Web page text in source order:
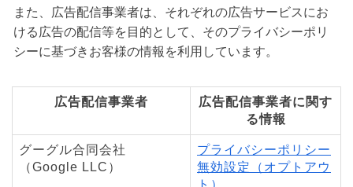
また、広告配信事業者は、それぞれの広告サービスにお
ける広告の配信等を目的として、そのプライバシーポリ
シーに基づきお客様の情報を利用しています。
広告配信事業者
広告配信事業者に関す
る情報
グーグル合同会社
（Google LLC）
プライバシーポリシー
無効設定（オプトアウ
ト）